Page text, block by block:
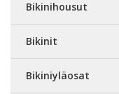
Bikinihousut
Bikinit
Bikiniyläosat